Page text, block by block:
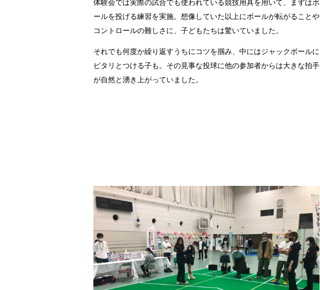
体験会では実際の試合でも使われている競技用具を用いて、まずはボ
ールを投げる練習を実施。想像していた以上にボールが転がることや
コントロールの難しさに、子どもたちは驚いていました。
それでも何度か繰り返すうちにコツを掴み、中にはジャックボールに
ピタリとつける子も。その見事な投球に他の参加者からは大きな拍手
が自然と湧き上がっていました。